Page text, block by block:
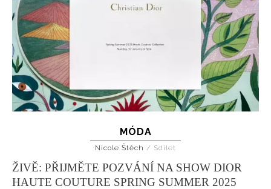
MÓDA
Nicole Štěch / Sdílet
ŽIVĚ: PŘIJMĚTE POZVÁNÍ NA SHOW DIOR
HAUTE COUTURE SPRING SUMMER 2025